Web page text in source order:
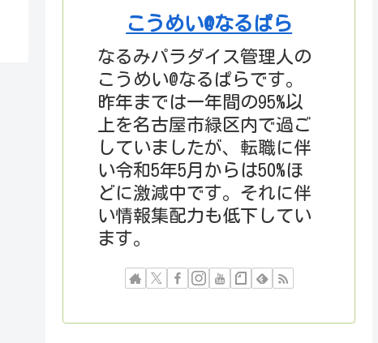
こうめい@なるぱら
なるみパラダイス管理人の
こうめい@なるぱらです。
昨年までは一年間の95%以
上を名古屋市緑区内で過ご
していましたが、転職に伴
い令和5年5月からは50%ほ
どに激減中です。それに伴
い情報集配力も低下してい
ます。